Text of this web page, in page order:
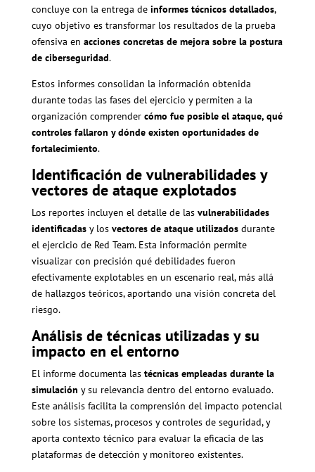
concluye con la entrega de informes técnicos detallados,
cuyo objetivo es transformar los resultados de la prueba
ofensiva en acciones concretas de mejora sobre la postura
de ciberseguridad.
Estos informes consolidan la información obtenida
durante todas las fases del ejercicio y permiten a la
organización comprender cómo fue posible el ataque, qué
controles fallaron y dónde existen oportunidades de
fortalecimiento.
Identificación de vulnerabilidades y
vectores de ataque explotados
Los reportes incluyen el detalle de las vulnerabilidades
identificadasy los vectores de ataque utilizadosdurante
el ejercicio de Red Team. Esta información permite
visualizar con precisión qué debilidades fueron
efectivamente explotables en un escenario real, más allá
de hallazgos teóricos, aportando una visión concreta del
riesgo.
Análisis de técnicas utilizadas y su
impacto en el entorno
El informe documenta las técnicas empleadas durante la
simulación y su relevancia dentro del entorno evaluado.
Este análisis facilita la comprensión del impacto potencial
sobre los sistemas, procesos y controles de seguridad, y
aporta contexto técnico para evaluar la eficacia de las
plataformas de detección y monitoreo existentes.